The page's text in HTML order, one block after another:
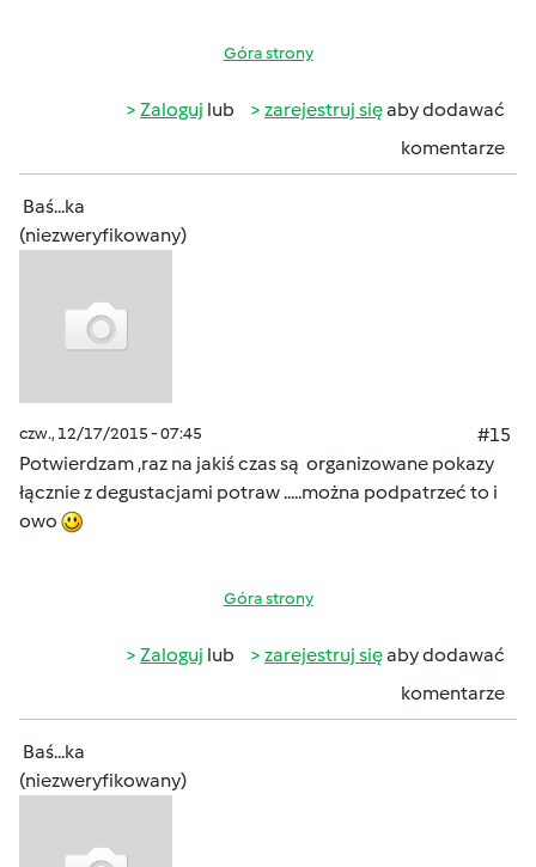
Góra strony
Zaloguj lub zarejestruj sięaby dodawać
komentarze
Baś...ka
(niezweryfikowany)
czw., 12/17/2015 - 07:45
#15
Potwierdzam ,raz na jakiś czas są organizowane pokazy
łącznie z degustacjami potraw .....można podpatrzeć to i
owo
Góra strony
Zaloguj lub zarejestruj sięaby dodawać
komentarze
Baś...ka
(niezweryfikowany)